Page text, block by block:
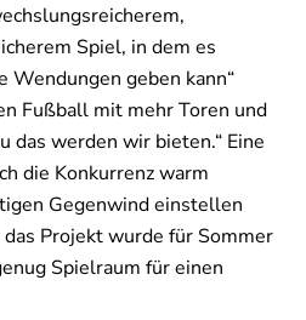
Spiel, in dem es
Wendungen geben kann“
Fußball mit mehr Toren und
das werden wir bieten.“ Eine
die Konkurrenz warm
Gegenwind einstellen
Projekt wurde für Sommer
Spielraum für einen